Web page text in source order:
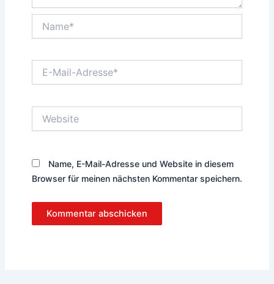
Mail-
Name, E-Mail-Adresse und Website in diesem
Browser für meinen nächsten Kommentar speichern.